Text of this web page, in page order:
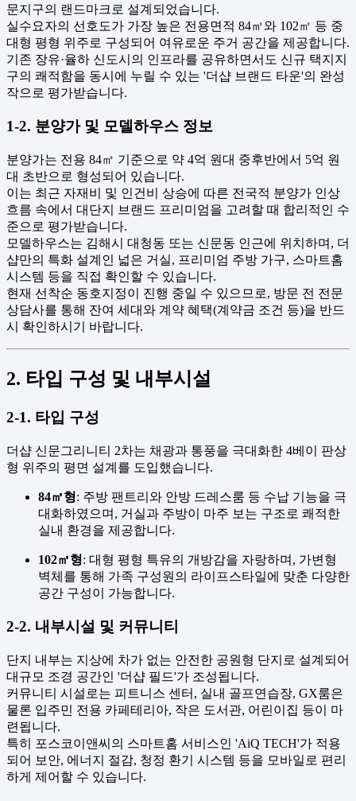
문지구의 랜드마크로 설계되었습니다.
실수요자의 선호도가 가장 높은 전용면적 84㎡와 102㎡ 등 중
대형 평형 위주로 구성되어 여유로운 주거 공간을 제공합니다.
기존 장유·율하 신도시의 인프라를 공유하면서도 신규 택지지
구의 쾌적함을 동시에 누릴 수 있는 '더샵 브랜드 타운'의 완성
작으로 평가받습니다.
1-2. 분양가 및 모델하우스 정보
분양가는 전용 84㎡ 기준으로 약 4억 원대 중후반에서 5억 원
대 초반으로 형성되어 있습니다.
이는 최근 자재비 및 인건비 상승에 따른 전국적 분양가 인상
흐름 속에서 대단지 브랜드 프리미엄을 고려할 때 합리적인 수
준으로 평가받습니다.
모델하우스는 김해시 대청동 또는 신문동 인근에 위치하며, 더
샵만의 특화 설계인 넓은 거실, 프리미엄 주방 가구, 스마트홈
시스템 등을 직접 확인할 수 있습니다.
현재 선착순 동호지정이 진행 중일 수 있으므로, 방문 전 전문
상담사를 통해 잔여 세대와 계약 혜택(계약금 조건 등)을 반드
시 확인하시기 바랍니다.
2. 타입 구성 및 내부시설
2-1. 타입 구성
더샵 신문그리니티 2차는 채광과 통풍을 극대화한 4베이 판상
형 위주의 평면 설계를 도입했습니다.
84㎡형: 주방 팬트리와 안방 드레스룸 등 수납 기능을 극
대화하였으며, 거실과 주방이 마주 보는 구조로 쾌적한
실내 환경을 제공합니다.
102㎡형: 대형 평형 특유의 개방감을 자랑하며, 가변형
벽체를 통해 가족 구성원의 라이프스타일에 맞춘 다양한
공간 구성이 가능합니다.
2-2. 내부시설 및 커뮤니티
단지 내부는 지상에 차가 없는 안전한 공원형 단지로 설계되어
대규모 조경 공간인 '더샵 필드'가 조성됩니다.
커뮤니티 시설로는 피트니스 센터, 실내 골프연습장, GX룸은
물론 입주민 전용 카페테리아, 작은 도서관, 어린이집 등이 마
련됩니다.
특히 포스코이앤씨의 스마트홈 서비스인 'AiQ TECH'가 적용
되어 보안, 에너지 절감, 청정 환기 시스템 등을 모바일로 편리
하게 제어할 수 있습니다.